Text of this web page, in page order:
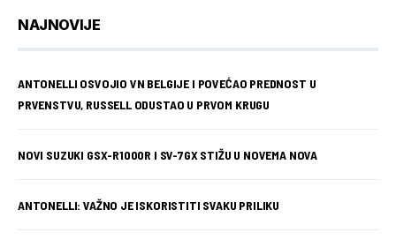
NAJNOVIJE
ANTONELLI OSVOJIO VN BELGIJE I POVEĆAO PREDNOST U
PRVENSTVU, RUSSELL ODUSTAO U PRVOM KRUGU
NOVI SUZUKI GSX-R1000R I SV-7GX STIŽU U NOVEMA NOVA
ANTONELLI: VAŽNO JE ISKORISTITI SVAKU PRILIKU